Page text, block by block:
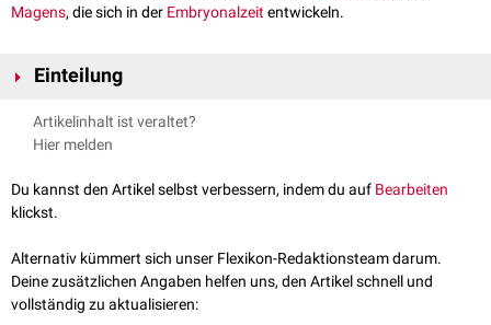
Magens, die sich in der Embryonalzeitentwickeln.
Einteilung
Die Einteilung erfolgt basierend auf der Lage in:
Mesogastrium dorsale
Mesogastrium dorsale
ihm entsteht durch Mesenchymproliferation die Anlage für dieMilz
entwickelt sich zum Omentum majus sowie zumLigamentum
gastrolienale ,Ligamentum gastrocolicum
Artikelinhalt ist veraltet?
Hier melden
Du kannst den Artikel selbst verbessern, indem du auf Bearbeiten
klickst.
Alternativ kümmert sich unser Flexikon-Redaktionsteam darum.
Deine zusätzlichen Angaben helfen uns, den Artikel schnell und
vollständig zu aktualisieren: